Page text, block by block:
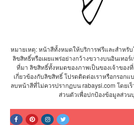
หมายเหตุ: หน้าสีทั้งหมดให้บริการฟรีและสำหรั
ลิขสิทธิ์หรือเผยแพร่อย่างกว้างขวางบนอินเทอ
ที่มา ลิขสิทธิ์ทั้งหมดของภาพเป็นของเจ้าของ
เกี่ยวข้องกับลิขสิทธิ์ โปรดติดต่อเราหรือกรอกแ
ลบหน้าสีที่ไม่ควรปรากฏบน rabaysi.com โดยเ
ส่วนตัวเพื่อปกป้องข้อมูลส่ว